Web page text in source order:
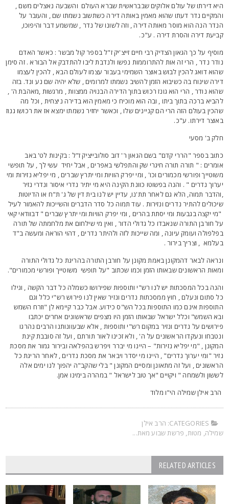
דירתו של עולם אלוקים שבבראשית שברא העולם והשבעה נאצלים משם ,
נדר דעתו שהוא מאמין באותה דירה כשתשוב נשמתו שם , והעובר על
הנה הוא מוסר מאותה דירה , וזה לשונו של נדר , שמשמע דבר והיפוכו,
דירה והסרת דירה . ע"כ.
על כך הגאון הצדיק רבי חיים זייצ'יק ז"ל בספר קול מבשר : כאשר האדם
נדר , הרי זה אות להתרוממות נפשו ולנדבת ליבו להתדבק אל הבורא . זה סימן
דואג להכין לבוש באוצר השמימי בעבור עצמו לעולם הבא , להכין לעצמו
שינוח בה כשיבוא הזמן להשיב נשמתו למרומים , שלא יהיה שם נע ונד. בזה
נודר , הרי הוא גונז רכוש בתוך הדירה הבנויה ממצוות , מרגשות ,מאהבת ה' ,
ברכה בתוך ביתו , ובה הוא מוכיח כי מאמין הוא בדירה ניצחית , וכל מה
בעולם הזה הרי הם קניינים שלו , וכאשר יחזיר נשמתו ימצא אז את רכושו גנוז
דירתו. ע"כ.
ב' מסעי
בספר "הררי קדם" בשם הגאון ר' דוב סולובייציק ז"ל : בקינות לט' באב
: " תורה תורה חיגרי שק והתפלשי באפרים , אבל יחיד עשי לך , על תופשי
ופורשי מכמורים וכו' , ומי יפרק הוויות ומי יתרץ שברים , מי יפליא נזירות ומי
נדרים " . והנה בפשוטו כוונת הקינה היא מי יתיר נדרי איסור ונדרי נזיר
תמוה, הלא גם לאחר תת'נו, עדיין יש לנו בית דין של ג' ת"ח או הדיוטות
להתיר נדרים ונזירות . עוד תמוה כל סדר הדברים והשייכות להאמור לעיל
יקצה בגבעות ומי יסתת בהרים , ומי יפרק הוויות ומי יתרץ שברים " דבוודאי קאי
חורבן התורה שנאבדו כל גדולי הדור , ואין מי שילחום את מלחמתה של תורה
ועומק עיונה , ומה שייכות לזה ולהיתר נדרים , דהוי הוראה ומעשה ב"ד
, וצריך בירור .
לבאר דהמקונן באמת מקונן על חורבן התורה בהריגת כל גדולי התורה
הראשונים שבאותו הזמן וכמו שכתוב "על תופשי משוטייך ופורשי מכמורים".
בכל המסכתות יש לנו רש"י ותוספות שפירושו כשמלה כל דבר הקשה , וגילו
סתום ונעלם , חוץ ממסכתות נדרים ונזיר שאין לנו פירוש רש"י כלל וגם
אינם כמו התוספות בכל הש"ס כידוע. אבל כבר קיימא לן "וזרח השמש
השמש" וכלל ישראל שבאותו הזמן היו מצפים שראשונים אחרים יכתבו
על נדרים ונזיר במקום רש"י ותוספות , אלא שבעוונותנו הרבים נהרגו
ונעקדו הראשונים על ה' , ולא זכינו לאור תורתם , ועל זה סובבת קינת
, "מי יפליא נזירות" – היינו מי יברר ויפרש בהפלאה ובירור גמור את מסכת
"ומי יערוך נדרים" , היינו מי יסדר ויבאר את מסכת נדרים , לאחר הריגת כל
, ועל זה מתאונן ומסיים המקונן " בלי שהקב"ה יהפוך לנו ימים אלה
ולשמחה " ויקויים "אך טוב לישראל " במהרה בימינו אמן.
אילן שמילה הי"ו מלוד
CATEGORIES:
הרב אילן
,מטות,פרשת שבוע מאת...
RELATED ARTICLES